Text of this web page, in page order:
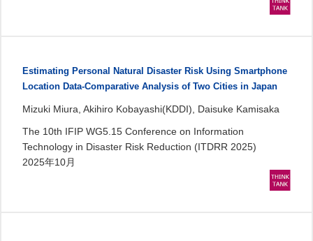
Estimating Personal Natural Disaster Risk Using Smartphone
Location Data-Comparative Analysis of Two Cities in Japan
Mizuki Miura, Akihiro Kobayashi(KDDI), Daisuke Kamisaka
The 10th IFIP WG5.15 Conference on Information
Technology in Disaster Risk Reduction (ITDRR 2025)
2025年10月